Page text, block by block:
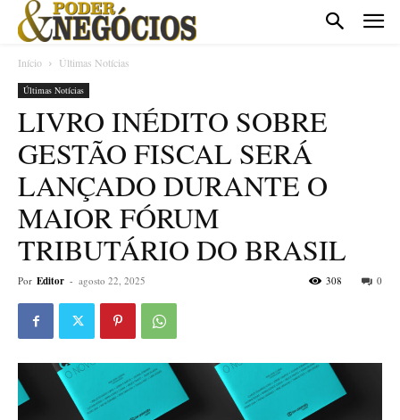
Início Últimas Notícias
Últimas Notícias
LIVRO INÉDITO SOBRE
GESTÃO FISCAL SERÁ
LANÇADO DURANTE O
MAIOR FÓRUM
TRIBUTÁRIO DO BRASIL
Por Editor - agosto 22, 2025 0
308